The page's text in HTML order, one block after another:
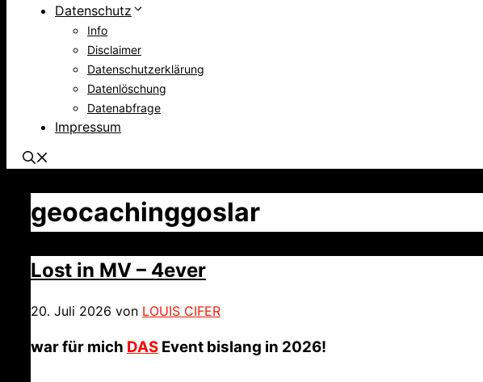
Datenschutz
Info
Disclaimer
Datenschutzerklärung
Datenlöschung
Datenabfrage
Impressum
geocachinggoslar
Lost in MV – 4ever
20. Juli 2026 von LOUIS CIFER
war für mich DAS Event bislang in 2026!